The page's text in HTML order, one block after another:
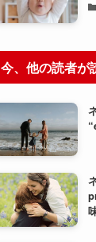
今、他の読者が